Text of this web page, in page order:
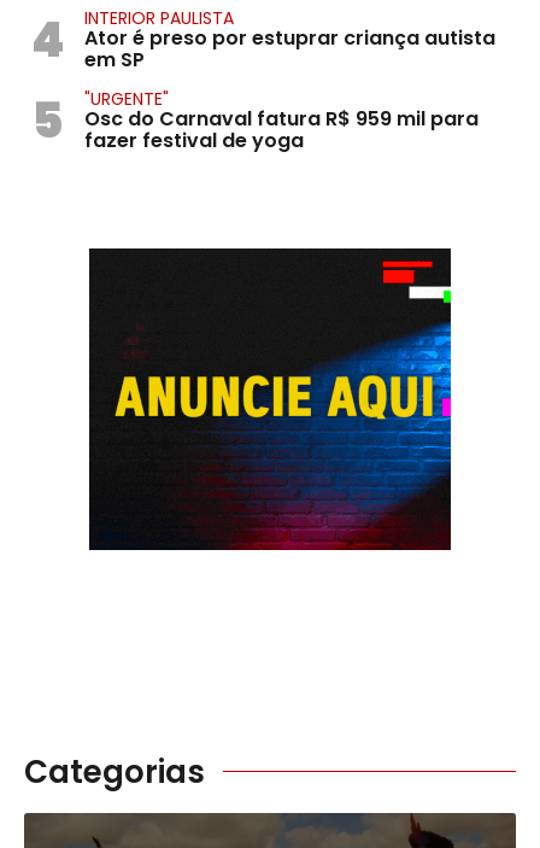
4 INTERIOR PAULISTA
Ator é preso por estuprar criança autista
em SP
5 "URGENTE"
Osc do Carnaval fatura R$ 959 mil para
fazer festival de yoga
Categorias